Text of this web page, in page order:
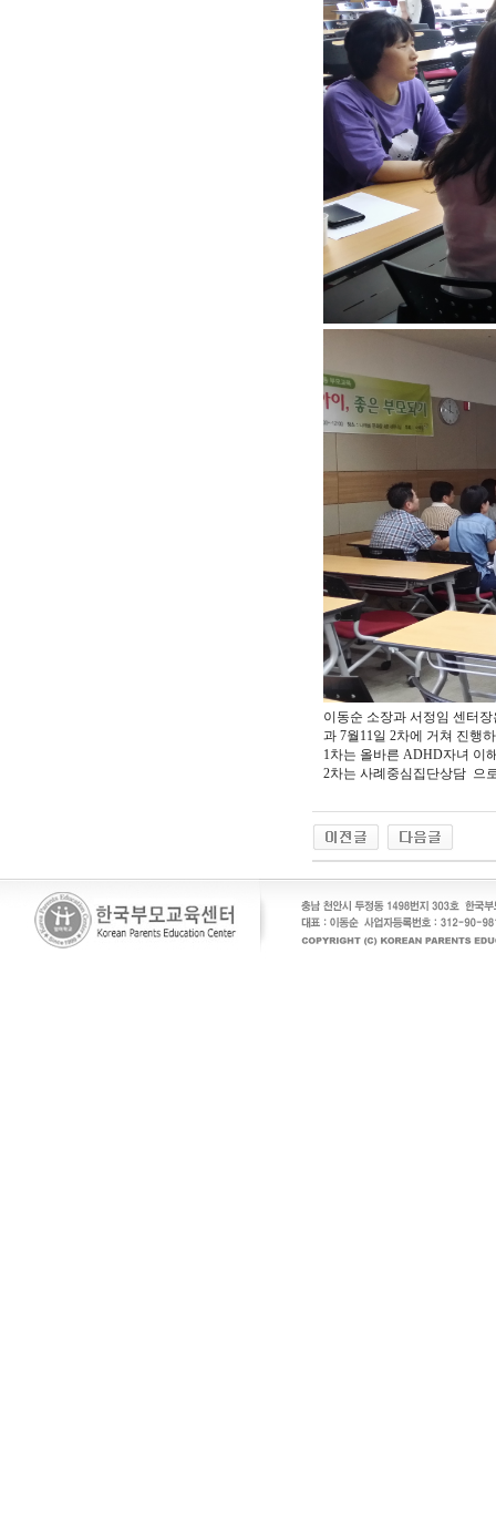
이동순 소장과 서정임 센터
과 7월11일 2차에 거쳐 진행
1차는 올바른 ADHD자녀 이
2차는 사례중심집단상담 으